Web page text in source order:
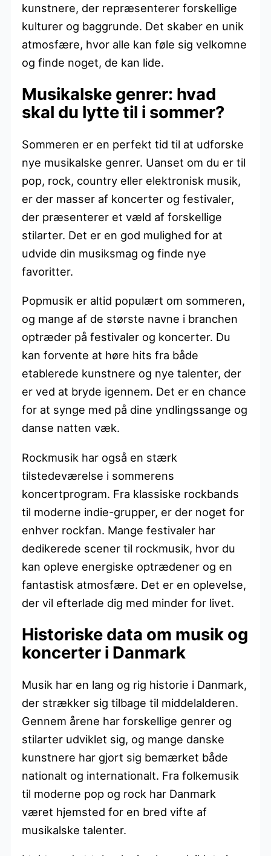
kunstnere, der repræsenterer forskellige
kulturer og baggrunde. Det skaber en unik
atmosfære, hvor alle kan føle sig velkomne
og finde noget, de kan lide.
Musikalske genrer: hvad
skal du lytte til i sommer?
Sommeren er en perfekt tid til at udforske
nye musikalske genrer. Uanset om du er til
pop, rock, country eller elektronisk musik,
er der masser af koncerter og festivaler,
der præsenterer et væld af forskellige
stilarter. Det er en god mulighed for at
udvide din musiksmag og finde nye
favoritter.
Popmusik er altid populært om sommeren,
og mange af de største navne i branchen
optræder på festivaler og koncerter. Du
kan forvente at høre hits fra både
etablerede kunstnere og nye talenter, der
er ved at bryde igennem. Det er en chance
for at synge med på dine yndlingssange og
danse natten væk.
Rockmusik har også en stærk
tilstedeværelse i sommerens
koncertprogram. Fra klassiske rockbands
til moderne indie-grupper, er der noget for
enhver rockfan. Mange festivaler har
dedikerede scener til rockmusik, hvor du
kan opleve energiske optrædener og en
fantastisk atmosfære. Det er en oplevelse,
der vil efterlade dig med minder for livet.
Historiske data om musik og
koncerter i Danmark
Musik har en lang og rig historie i Danmark,
der strækker sig tilbage til middelalderen.
Gennem årene har forskellige genrer og
stilarter udviklet sig, og mange danske
kunstnere har gjort sig bemærket både
nationalt og internationalt. Fra folkemusik
til moderne pop og rock har Danmark
været hjemsted for en bred vifte af
musikalske talenter.